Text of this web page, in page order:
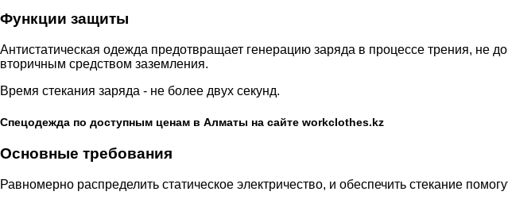
Функции защиты
Антистатическая одежда предотвращает генерацию заряда в процессе трения, не
вторичным средством заземления.
Время стекания заряда - не более двух секунд.
Спецодежда по доступным ценам в Алматы на сайте workclothes.kz
Основные требования
Равномерно распределить статическое электричество, и обеспечить стекание